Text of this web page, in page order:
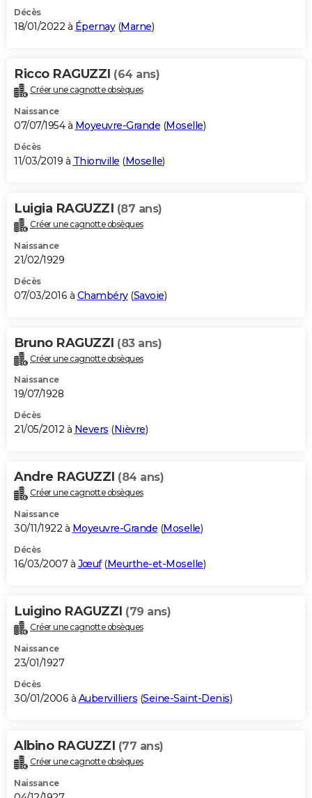
S'inscrire
Se connecter
Lycées
Collèges
Primaires
Universités
Entreprises
Service militaire
Avis de recherche
AVIS DE DÉCÈS
Bricolage
Lifestyle
Culture
Sport
Auto
Television
Voyage
Cinema
Décès
18/01/2022 à Épernay(Marne)
Ricco RAGUZZI (64 ans)
Créer une cagnotte obsèques
Naissance
07/07/1954 à Moyeuvre-Grande (Moselle)
Décès
11/03/2019 à Thionville (Moselle)
Luigia RAGUZZI (87 ans)
Créer une cagnotte obsèques
Naissance
21/02/1929
Décès
07/03/2016 à Chambéry(Savoie)
Bruno RAGUZZI (83 ans)
Créer une cagnotte obsèques
Naissance
19/07/1928
Décès
21/05/2012 à Nevers (Nièvre)
Andre RAGUZZI (84 ans)
Créer une cagnotte obsèques
Naissance
30/11/1922 à Moyeuvre-Grande (Moselle)
Décès
16/03/2007 à Jœuf(Meurthe-et-Moselle)
Luigino RAGUZZI (79 ans)
Créer une cagnotte obsèques
Naissance
23/01/1927
Décès
30/01/2006 à Aubervilliers (Seine-Saint-Denis)
Albino RAGUZZI (77 ans)
Créer une cagnotte obsèques
Naissance